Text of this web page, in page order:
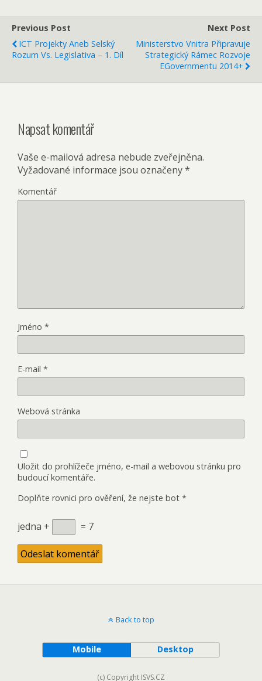
Previous Post
ICT Projekty Aneb Selský
Rozum Vs. Legislativa – 1. Díl
Next Post
Ministerstvo Vnitra Připravuje
Strategický Rámec Rozvoje
EGovernmentu 2014+
Napsat komentář
Vaše e-mailová adresa nebude zveřejněna.
Vyžadované informace jsou označeny*
Komentář
Jméno *
E-mail *
Webová stránka
Uložit do prohlížeče jméno, e-mail a webovou stránku pro
budoucí komentáře.
Doplňte rovnici pro ověření, že nejste bot *
jedna + = 7
Back to top
Mobile Desktop
(c) Copyright ISVS.CZ